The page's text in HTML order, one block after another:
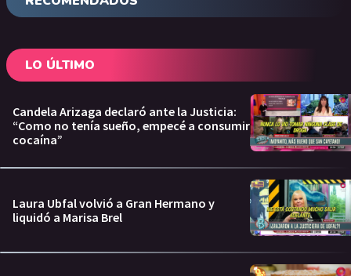
LO ÚLTIMO
Candela Arizaga declaró ante la Justicia:
“Como no tenía sueño, empecé a consumir
cocaína”
Laura Ubfal volvió a Gran Hermano y
liquidó a Marisa Brel